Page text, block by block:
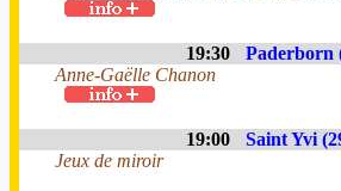
19:30 Paderborn
Anne-Gaëlle Chanon
19:00 Saint Yvi
Jeux de miroir